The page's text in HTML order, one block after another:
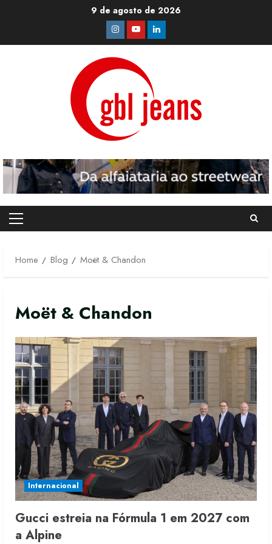
9 de agosto de 2026
Instagram
YoutubeLinkedin
Primary
Home
Blog Moët & Chandon
Moët & Chandon
Internacional
Gucci estreia na Fórmula 1 em 2027 com
a Alpine
2
Moda vende US$63,7 bilhões em
produtos licenciados
6 de agosto de 2026